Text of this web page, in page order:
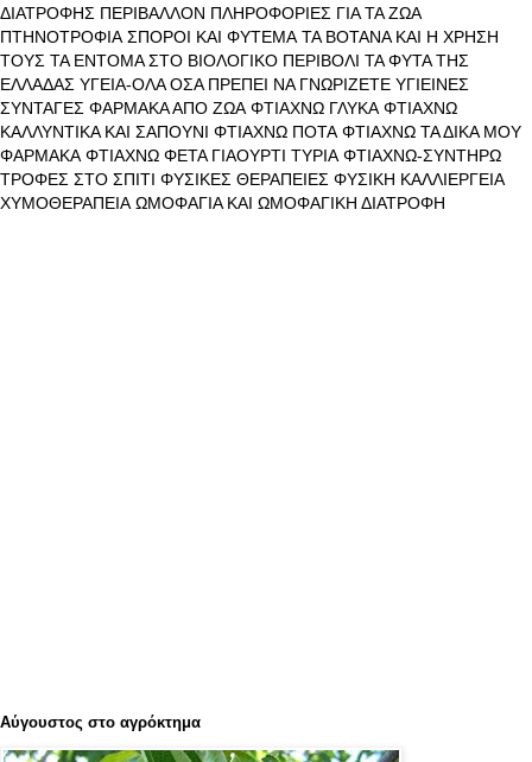
ΔΙΑΤΡΟΦΗΣ ΠΕΡΙΒΑΛΛΟΝ ΠΛΗΡΟΦΟΡΙΕΣ ΓΙΑ ΤΑ ΖΩΑ
ΠΤΗΝΟΤΡΟΦΙΑ ΣΠΟΡΟΙ ΚΑΙ ΦΥΤΕΜΑ ΤΑ ΒΟΤΑΝΑ ΚΑΙ Η ΧΡΗΣΗ
ΤΟΥΣ ΤΑ ΕΝΤΟΜΑ ΣΤΟ ΒΙΟΛΟΓΙΚΟ ΠΕΡΙΒΟΛΙ ΤΑ ΦΥΤΑ ΤΗΣ
ΕΛΛΑΔΑΣ ΥΓΕΙΑ-ΟΛΑ ΟΣΑ ΠΡΕΠΕΙ ΝΑ ΓΝΩΡΙΖΕΤΕ ΥΓΙΕΙΝΕΣ
ΣΥΝΤΑΓΕΣ ΦΑΡΜΑΚΑ ΑΠΟ ΖΩΑ ΦΤΙΑΧΝΩ ΓΛΥΚΑ ΦΤΙΑΧΝΩ
ΚΑΛΛΥΝΤΙΚΑ ΚΑΙ ΣΑΠΟΥΝΙ ΦΤΙΑΧΝΩ ΠΟΤΑ ΦΤΙΑΧΝΩ ΤΑ ΔΙΚΑ ΜΟΥ
ΦΑΡΜΑΚΑ ΦΤΙΑΧΝΩ ΦΕΤΑ ΓΙΑΟΥΡΤΙ ΤΥΡΙΑ ΦΤΙΑΧΝΩ-ΣΥΝΤΗΡΩ
ΤΡΟΦΕΣ ΣΤΟ ΣΠΙΤΙ ΦΥΣΙΚΕΣ ΘΕΡΑΠΕΙΕΣ ΦΥΣΙΚΗ ΚΑΛΛΙΕΡΓΕΙΑ
ΧΥΜΟΘΕΡΑΠΕΙΑ ΩΜΟΦΑΓΙΑ ΚΑΙ ΩΜΟΦΑΓΙΚΗ ΔΙΑΤΡΟΦΗ
Αύγουστος στο αγρόκτημα